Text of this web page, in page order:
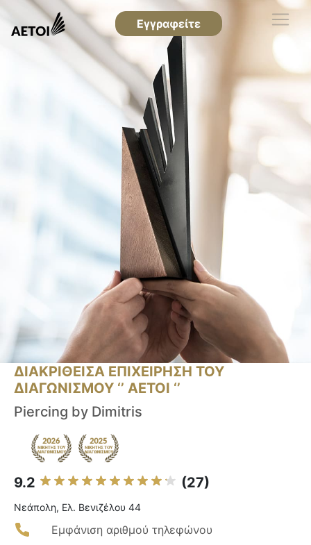
Εγγραφείτε
ΔΙΑΚΡΙΘΕΙΣΑ ΕΠΙΧΕΙΡΗΣΗ ΤΟΥ
ΔΙΑΓΩΝΙΣΜΟΥ ‘’ ΑΕΤΟΙ ‘’
Piercing by Dimitris
9.2 (27)
Νεάπολη, Ελ. Βενιζέλου 44
Εμφάνιση αριθμού τηλεφώνου